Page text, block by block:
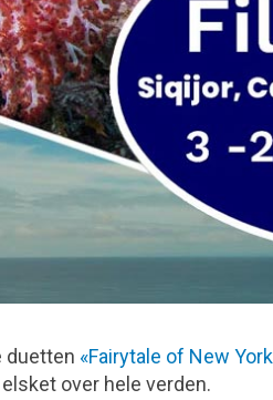
duetten «Fairytale of New
over hele verden.